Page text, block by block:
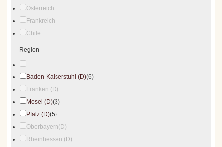
Österreich
Frankreich
Chile
Region
---
Baden-Kaiserstuhl (D)(6)
Franken (D)
Mosel (D)(3)
Pfalz (D)(5)
Oberbayern(D)
Rheinhessen (D)